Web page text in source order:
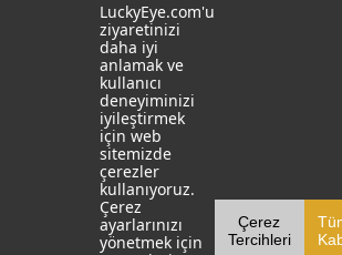
19 Mayıs Mah. Turaboğlu Sok.
Hamdiye Yazgan İş Merkezi
Kozyatağı, Kadıköy, İstanbul
T: +90 216 355 03 19
Sosyal Medya
LuckyEye AI
LuckyEye.com'u
ziyaretinizi
daha iyi
anlamak ve
kullanıcı
deneyiminizi
iyileştirmek
için web
sitemizde
çerezler
kullanıyoruz.
Çerez
ayarlarınızı
yönetmek için
Çerez
Tercihleri